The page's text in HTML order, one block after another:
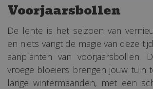
Voorjaarsbollen
De lente is het seizoen van
en niets vangt de magie van deze
aanplanten van voorjaarsbollen.
vroege bloeiers brengen jouw tuin
lange wintermaanden, met een